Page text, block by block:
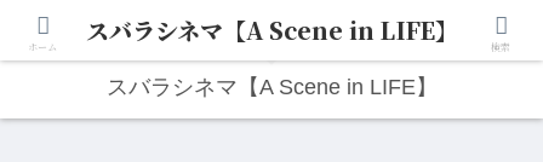
人生は“ひとりごと”から始まる。映画と写真と日々のこと。
スバラシネマ【A Scene in LIFE】
ホーム スバラシネマ【A Scene in LIFE】 検索